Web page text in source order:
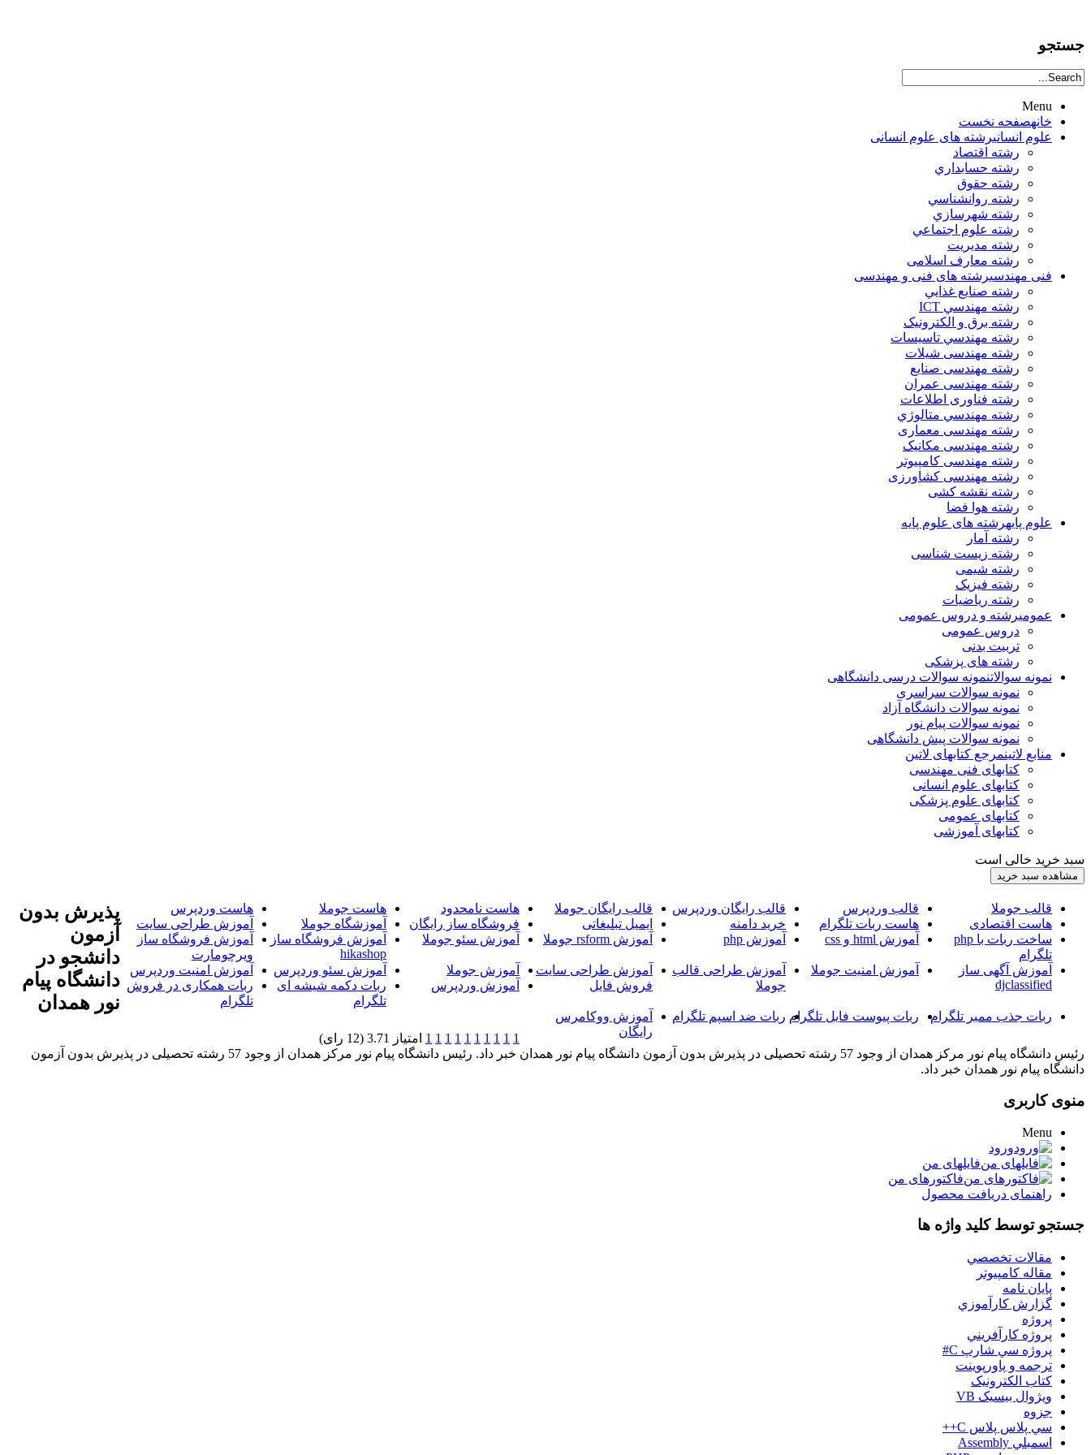
جستجو
Menu
خانهصفحه نخست
علوم انسانيرشته های علوم انسانی
رشته اقتصاد
رشته حسابداري
رشته حقوق
رشته روانشناسي
رشته شهرسازي
رشته علوم اجتماعي
رشته مديريت
رشته معارف اسلامی
فنی مهندسیرشته های فنی و مهندسی
رشته صنايع غذايي
رشته مهندسي ICT
رشته برق و الکترونيک
رشته مهندسي تاسيسات
رشته مهندسی شیلات
رشته مهندسی صنایع
رشته مهندسی عمران
رشته فناوری اطلاعات
رشته مهندسي متالوژي
رشته مهندسی معماری
رشته مهندسی مکانیک
رشته مهندسی کامپیوتر
رشته مهندسی کشاورزی
رشته نقشه کشی
رشته هوا فضا
علوم پایهرشته های علوم پایه
رشته آمار
رشته زیست شناسی
رشته شیمی
رشته فیزیک
رشته ریاضیات
عمومیرشته و دروس عمومی
دروس عمومی
تربیت بدنی
رشته های پزشکی
نمونه سوالاتنمونه سوالات درسی دانشگاهی
نمونه سوالات سراسری
نمونه سوالات دانشگاه آزاد
نمونه سوالات پیام نور
نمونه سوالات پیش دانشگاهی
منابع لاتینمرجع کتابهای لاتین
کتابهای فنی مهندسی
کتابهای علوم انسانی
کتابهای علوم پزشکی
کتابهای عمومی
کتابهای آموزشی
سبد خرید خالی است
قالب جوملا قالب وردپرس قالب رایگان وردپرس قالب رایگان جوملا هاست نامحدود هاست جوملا
هاست وردپرس
هاست اقتصادی
هاست ربات تلگرام خرید دامنه ایمیل تبلیغاتی فروشگاه ساز رایگان آموزشگاه جوملا
آموزش طراحی سایت
ساخت ربات با php
تلگرام
آموزش html و css آموزش php آموزش rsform جوملا آموزش سئو جوملا
آموزش فروشگاه ساز
hikashop
آموزش فروشگاه ساز
ویرچومارت
آموزش آگهی ساز
djclassified
آموزش امنیت جوملا
آموزش طراحی قالب
جوملا
آموزش طراحی سایت
فروش فایل
آموزش جوملا آموزش سئو وردپرس
آموزش امنیت وردپرس
آموزش وردپرس
ربات دکمه شیشه ای
تلگرام
ربات همکاری در فروش
تلگرام
ربات جذب ممبر تلگرام
ربات پیوست فایل تلگرام ربات ضد اسپم تلگرام
آموزش ووکامرس
رایگان
پذیرش بدون
آزمون
دانشجو در
دانشگاه پیام
نور همدان
1
1
1
1
1
1
1
1
1
1 امتیاز 3.71 (12 رای)
رئیس دانشگاه پیام نور مرکز همدان از وجود 57 رشته تحصیلی در پذیرش بدون آزمون دانشگاه پیام نور همدان خبر داد. رئیس دانشگاه پیام نور مرکز همدان از وجود 57 رشته تحصیلی در پذیرش بدون آزمون
دانشگاه پیام نور همدان خبر داد.
منوی کاربری
Menu
ورود
فایلهای من
فاکتورهای من
راهنمای دریافت محصول
جستجو توسط کلید واژه ها
مقالات تخصصي
مقاله کامپیوتر
پایان نامه
گزارش کارآموزي
پروژه
پروژه کارآفريني
پروژه سي شارپ C#
ترجمه و پاورپوينت
کتاب الکترونيک
ويژوال بيسيک VB
جزوه
سي پلاس پلاس C++
اسمبلي Assembly